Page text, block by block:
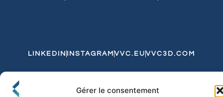
Gérer le consentement
LINKEDIN INSTAGRAM VVC.EU VVC3D.COM
Politique de Confidentialité et de CookiesExpédition et Livraison